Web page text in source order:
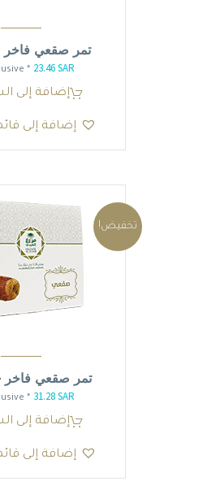
تمر صقعي فاخر –
السعر
الأصلي
27.60 SAR.
23.46SAR
السعر
الحالي
23.46 SAR.
* VAT Inclusive
إضافة إلى
إضافة إلى
تخفيض!
تمر صقعي فاخر –
السعر
الأصلي
36.80 SAR.
31.28SAR
السعر
الحالي
31.28 SAR.
* VAT Inclusive
إضافة إلى
إضافة إلى